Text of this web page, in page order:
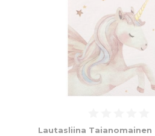
Lautasliina Taianomainen